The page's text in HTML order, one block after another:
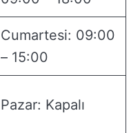
Cumartesi: 09:00
– 15:00
Pazar: Kapalı